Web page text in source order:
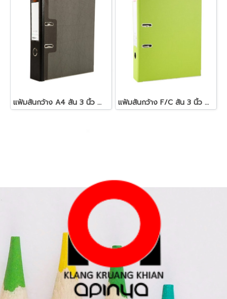
แฟ้มสันกว้าง A4 สัน 3 นิ้ว ดำ ตราช้าง 112 แฟ้มสันกว้าง F/C สัน 3 นิ้ว ฟลามิงโก้ 219F